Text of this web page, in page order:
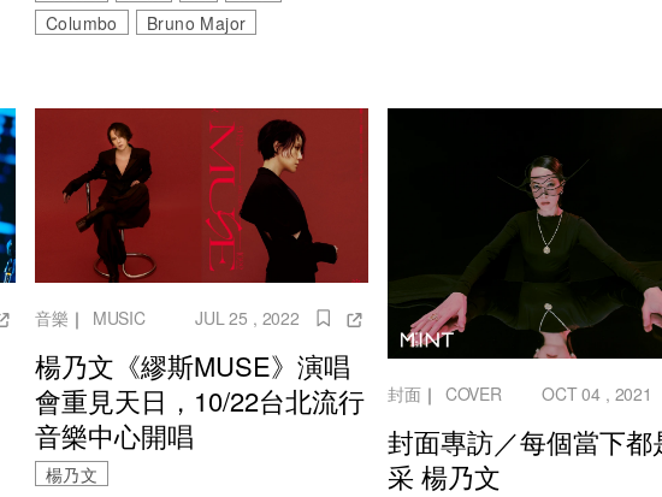
Columbo
Bruno Major
音樂 ｜ MUSIC JUL 25 , 2022
楊乃文《繆斯MUSE》演唱
會重見天日，10/22台北流行
音樂中心開唱
楊乃文
封面｜ COVER OCT 04 , 2021
封面專訪／每個當下都
采 楊乃文